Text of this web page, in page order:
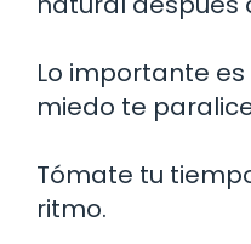
Lo importante
miedo te
Tómate tu
ritmo.